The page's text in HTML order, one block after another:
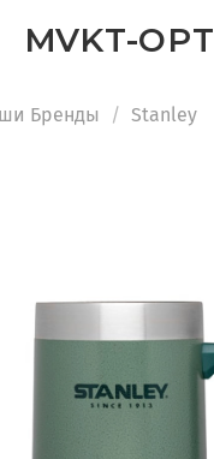
MVKT-OPT
Бренды Stanley